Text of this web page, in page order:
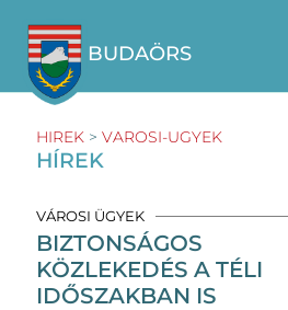
BUDAÖRS
HIREK > VAROSI-UGYEK
HÍREK
VÁROSI ÜGYEK
BIZTONSÁGOS
KÖZLEKEDÉS A TÉLI
IDŐSZAKBAN IS